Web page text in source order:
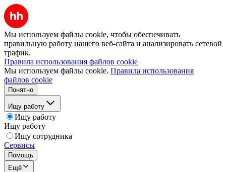
Мы используем файлы cookie, чтобы обеспечивать
правильную работу нашего веб-сайта и анализировать сетевой
трафик.
Правила использования файлов cookie
Мы используем файлы cookie. Правила использования
файлов cookie
Понятно
Ищу работу
Ищу работу
Ищу работу
Ищу сотрудника
Сервисы
Помощь
Ещё